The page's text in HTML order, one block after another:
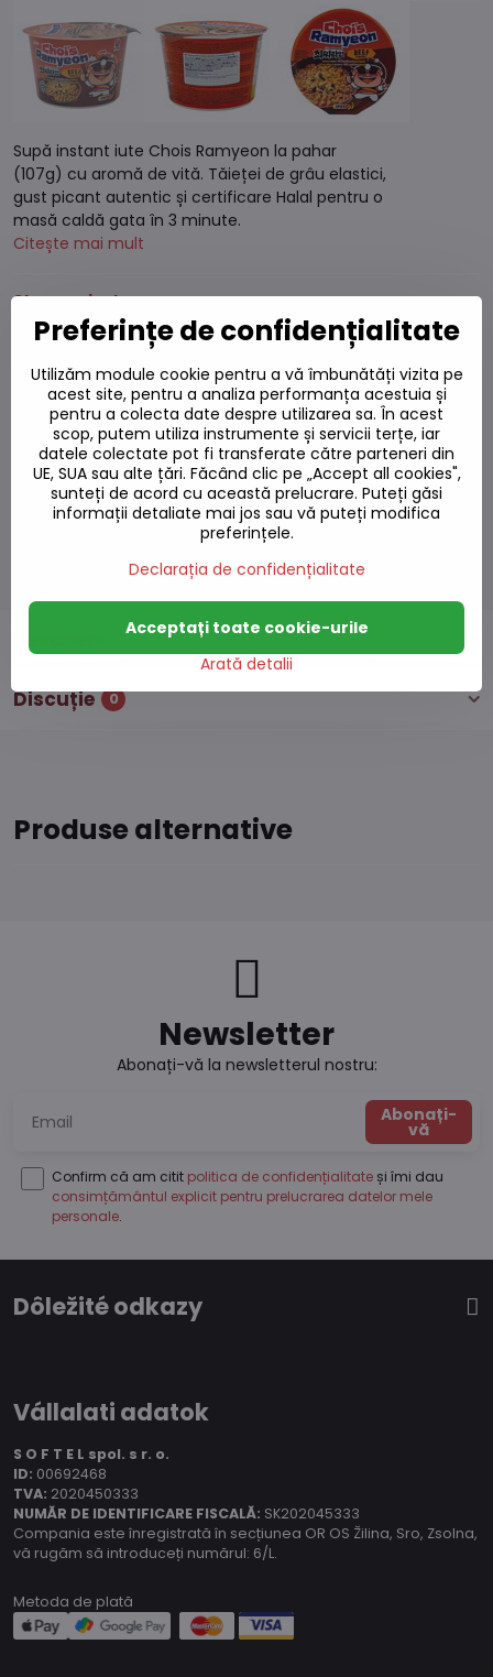
Supă instant iute Chois Ramyeon la pahar
(107g) cu aromă de vită. Tăieței de grâu elastici,
gust picant autentic și certificare Halal pentru o
masă caldă gata în 3 minute.
Citește mai mult
Stoc epuizat
10,92 L
9,02 Lexcl. TVA
Adaugă la favorite
Adăugați la listă
Watchdog
Livrări
S7#SK#9857#1
Choi's
Discuție 0
Produse alternative
Newsletter
Abonați-vă la newsletterul nostru:
Abonați-
vă
Confirm că am citit politica de confidențialitate și îmi dau
consimțământul explicit pentru prelucrarea datelor mele
personale.
Dôležité odkazy
Vállalati adatok
S O F T E L spol. s r. o.
ID: 00692468
TVA: 2020450333
NUMĂR DE IDENTIFICARE FISCALĂ: SK202045333
Compania este înregistrată în secțiunea OR OS Žilina, Sro, Zsolna,
vă rugăm să introduceți numărul: 6/L.
Metoda de plată
Preferințe de confidențialitate
Utilizăm module cookie pentru a vă îmbunătăți vizita pe
acest site, pentru a analiza performanța acestuia și
pentru a colecta date despre utilizarea sa. În acest
scop, putem utiliza instrumente și servicii terțe, iar
datele colectate pot fi transferate către parteneri din
UE, SUA sau alte țări. Făcând clic pe „Accept all cookies",
sunteți de acord cu această prelucrare. Puteți găsi
informații detaliate mai jos sau vă puteți modifica
preferințele.
Declarația de confidențialitate
Arată detalii
Acceptați toate cookie-urile